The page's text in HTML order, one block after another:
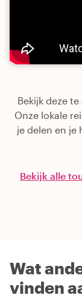
Bekijk deze
Onze lokale
je delen en je
Bekijk alle
Wat
vinden